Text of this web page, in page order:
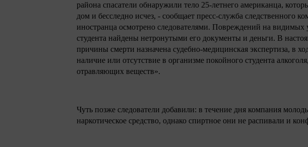
района спасатели обнаружили тело 25-летнего американца,
дом и бесследно исчез, - сообщает пресс-служба следственного
иностранца осмотрено следователями. Повреждений на видимых
студента найдены нетронутыми его документы и деньги. В
причины смерти назначена судебно-медицинская экспертиза, в
наличие или отсутствие в организме покойного студента
отравляющих веществ».
Чуть позже следователи добавили: в течение дня компания
наркотическое средство, однако спиртное они не распивали и